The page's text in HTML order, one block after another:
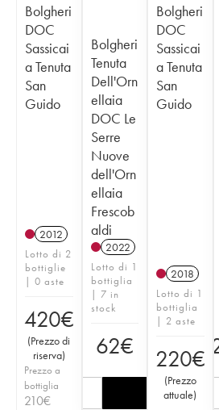
Bolgheri
DOC
Sassicai
a Tenuta
San
Guido
2012
Lotto di 2
bottiglie
| 0 aste
420€
(Prezzo di
riserva)
Prezzo a
bottiglia
210€
Bolgheri
Tenuta
Dell'Orn
ellaia
DOC Le
Serre
Nuove
dell'Orn
ellaia
Frescob
aldi
2022
Lotto di 1
bottiglia
| 7 in
stock
62€
Bolgheri
DOC
Sassicai
a Tenuta
San
Guido
2018
Lotto di 1
bottiglia
| 2 aste
220€
(Prezzo
attuale)